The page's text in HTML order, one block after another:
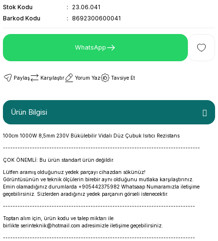
Stok Kodu
23.06.041
Barkod Kodu
8692300600041
WhatsApp
Paylaş Karşılaştır Yorum Yaz Tavsiye Et
Ürün Bilgisi
100cm 1000W 8,5mm 230V Bükülebilir Vidalı Düz Çubuk Isıtıcı Rezistans
---------------------------------------------------------------------------------
ÇOK ÖNEMLİ: Bu ürün standart ürün değildir.
Lütfen aramış olduğunuz yedek parçayı cihazdan sökünüz!
Görüntüsünün ve teknik ölçülerin birebir aynı olduğunu mutlaka karşılaştırınız.
Emin olamadığınız durumlarda +905442375982 Whatsaap Numaramızla iletişime
geçebilirsiniz. Sizlerden aradığınız yedek parçanın görseli istenecektir.
-------------------------------------------------------------------------------
Toptan alım için, ürün kodu ve talep miktarı ile
birlikte serinteknik@hotmail.com adresimizle iletişime geçebilirsiniz.
-------------------------------------------------------------------------------